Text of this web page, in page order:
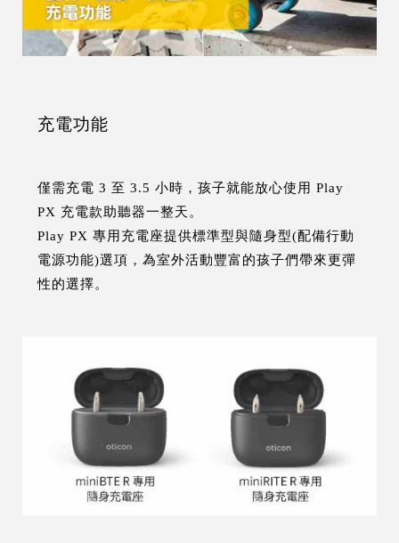
充電功能
僅需充電 3 至 3.5 小時，孩子就能放心使用 Play
PX 充電款助聽器一整天。
Play PX 專用充電座提供標準型與隨身型(配備行動
電源功能)選項，為室外活動豐富的孩子們帶來更彈
性的選擇。